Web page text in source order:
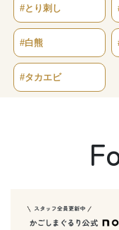
#とり刺し
#白熊
#タカエビ